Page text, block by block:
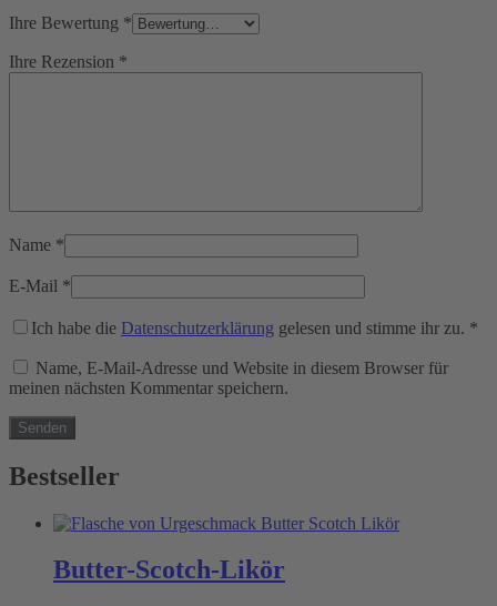
Ihre Bewertung *
Ihre Rezension *
Name *
E-Mail *
Ich habe die Datenschutzerklärung gelesen und stimme ihr zu. *
Name, E-Mail-Adresse und Website in diesem Browser für
meinen nächsten Kommentar speichern.
Bestseller
Butter-Scotch-Likör